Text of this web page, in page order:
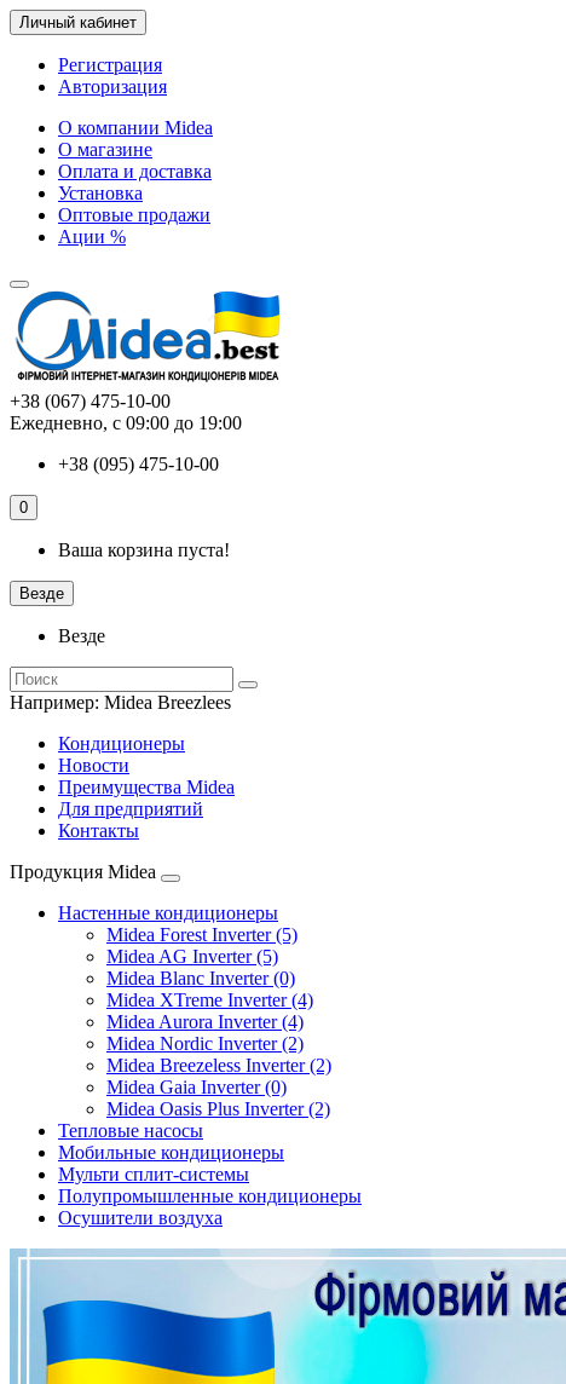
Личный кабинет
Регистрация
Авторизация
О компании Midea
О магазине
Оплата и доставка
Установка
Оптовые продажи
Ации %
+38 (067) 475-10-00
Ежедневно, с 09:00 до 19:00
+38 (095) 475-10-00
0
Ваша корзина пуста!
Везде
Везде
Например: Midea Breezlees
Кондиционеры
Новости
Преимущества Midea
Для предприятий
Контакты
Продукция Midea
Настенные кондиционеры
Midea Forest Inverter (5)
Midea AG Inverter (5)
Midea Blanc Inverter (0)
Midea XTreme Inverter (4)
Midea Aurora Inverter (4)
Midea Nordic Inverter (2)
Midea Breezeless Inverter (2)
Midea Gaia Inverter (0)
Midea Oasis Plus Inverter (2)
Тепловые насосы
Мобильные кондиционеры
Мульти сплит-системы
Полупромышленные кондиционеры
Осушители воздуха